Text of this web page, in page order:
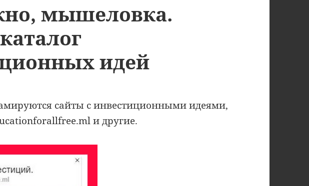
мышеловка.
идей
сайты с инвестиционными идеями,
и другие.